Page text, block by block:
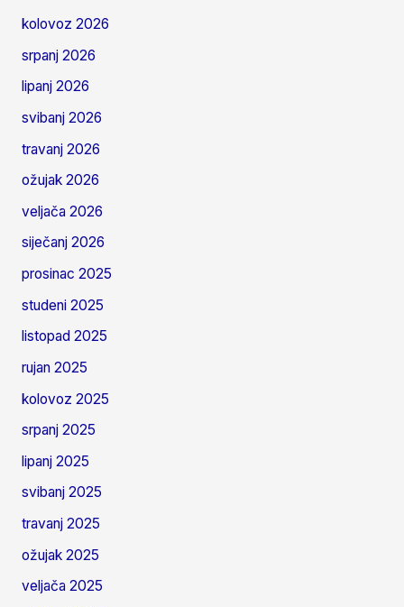
kolovoz 2026
srpanj 2026
lipanj 2026
svibanj 2026
travanj 2026
ožujak 2026
veljača 2026
siječanj 2026
prosinac 2025
studeni 2025
listopad 2025
rujan 2025
kolovoz 2025
srpanj 2025
lipanj 2025
svibanj 2025
travanj 2025
ožujak 2025
veljača 2025